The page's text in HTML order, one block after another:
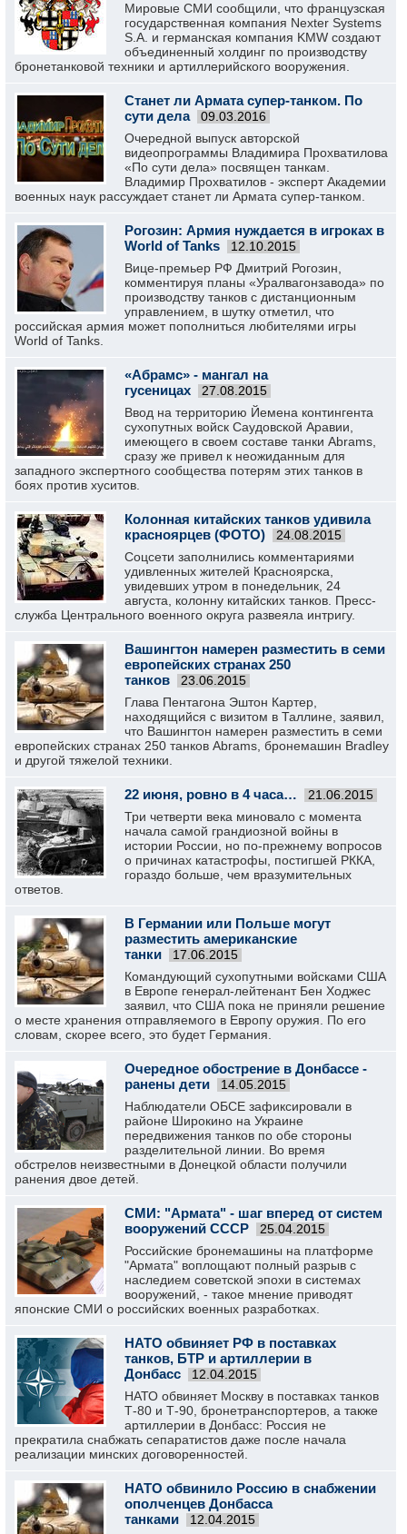
Мировые СМИ сообщили, что французская
государственная компания Nexter Systems
S.A. и германская компания KMW создают
объединенный холдинг по производству
бронетанковой техники и артиллерийского вооружения.
Станет ли Армата супер-танком. По
сути дела
09.03.2016
Очередной выпуск авторской
видеопрограммы Владимира Прохватилова
«По сути дела» посвящен танкам.
Владимир Прохватилов - эксперт Академии
военных наук рассуждает станет ли Армата супер-танком.
Рогозин: Армия нуждается в игроках в
World of Tanks
12.10.2015
Вице-премьер РФ Дмитрий Рогозин,
комментируя планы «Уралвагонзавода» по
производству танков с дистанционным
управлением, в шутку отметил, что
российская армия может пополниться любителями игры
World of Tanks.
«Абрамс» - мангал на
гусеницах
27.08.2015
Ввод на территорию Йемена контингента
сухопутных войск Саудовской Аравии,
имеющего в своем составе танки Abrams,
сразу же привел к неожиданным для
западного экспертного сообщества потерям этих танков в
боях против хуситов.
Колонная китайских танков удивила
красноярцев (ФОТО)
24.08.2015
Соцсети заполнились комментариями
удивленных жителей Красноярска,
увидевших утром в понедельник, 24
августа, колонну китайских танков. Пресс-
служба Центрального военного округа развеяла интригу.
Вашингтон намерен разместить в семи
европейских странах 250
танков
23.06.2015
Глава Пентагона Эштон Картер,
находящийся с визитом в Таллине, заявил,
что Вашингтон намерен разместить в семи
европейских странах 250 танков Abrams, бронемашин Bradley
и другой тяжелой техники.
22 июня, ровно в 4 часа… 21.06.2015
Три четверти века миновало с момента
начала самой грандиозной войны в
истории России, но по-прежнему вопросов
о причинах катастрофы, постигшей РККА,
гораздо больше, чем вразумительных
ответов.
В Германии или Польше могут
разместить американские
танки
17.06.2015
Командующий сухопутными войсками США
в Европе генерал-лейтенант Бен Ходжес
заявил, что США пока не приняли решение
о месте хранения отправляемого в Европу оружия. По его
словам, скорее всего, это будет Германия.
Очередное обострение в Донбассе -
ранены дети
14.05.2015
Наблюдатели ОБСЕ зафиксировали в
районе Широкино на Украине
передвижения танков по обе стороны
разделительной линии. Во время
обстрелов неизвестными в Донецкой области получили
ранения двое детей.
СМИ: "Армата" - шаг вперед от систем
вооружений СССР
25.04.2015
Российские бронемашины на платформе
"Армата" воплощают полный разрыв с
наследием советской эпохи в системах
вооружений, - такое мнение приводят
японские СМИ о российских военных разработках.
НАТО обвиняет РФ в поставках
танков, БТР и артиллерии в
Донбасс
12.04.2015
НАТО обвиняет Москву в поставках танков
Т-80 и Т-90, бронетранспортеров, а также
артиллерии в Донбасс: Россия не
прекратила снабжать сепаратистов даже после начала
реализации минских договоренностей.
НАТО обвинило Россию в снабжении
ополченцев Донбасса
танками
12.04.2015